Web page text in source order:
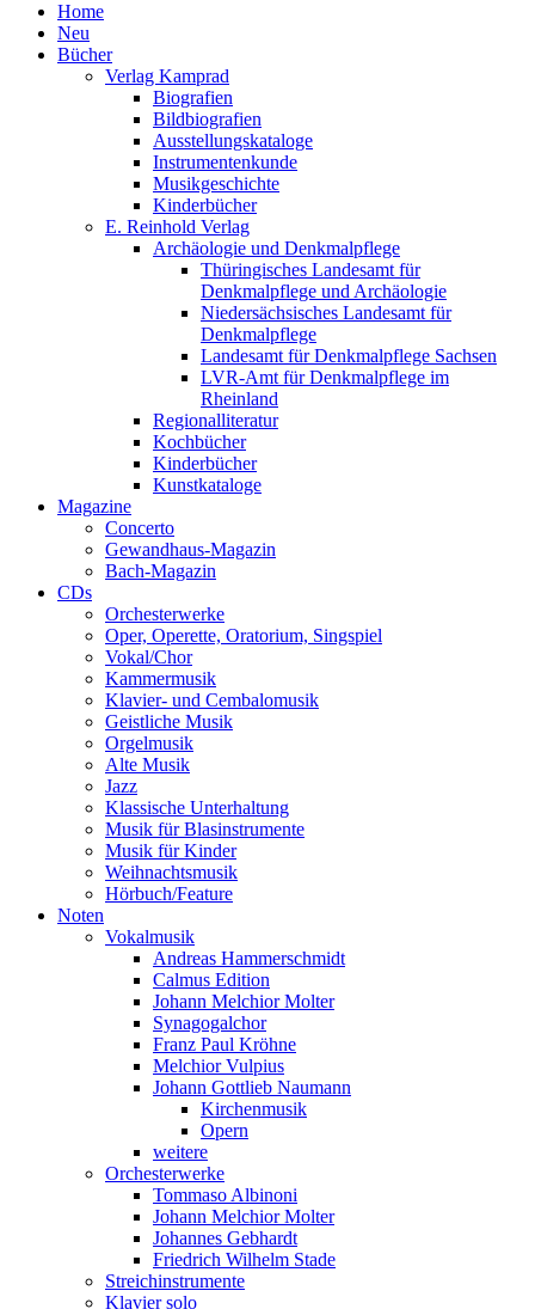
Home
Neu
Bücher
Verlag Kamprad
Biografien
Bildbiografien
Ausstellungskataloge
Instrumentenkunde
Musikgeschichte
Kinderbücher
E. Reinhold Verlag
Archäologie und Denkmalpflege
Thüringisches Landesamt für
Denkmalpflege und Archäologie
Niedersächsisches Landesamt für
Denkmalpflege
Landesamt für Denkmalpflege Sachsen
LVR-Amt für Denkmalpflege im
Rheinland
Regionalliteratur
Kochbücher
Kinderbücher
Kunstkataloge
Magazine
Concerto
Gewandhaus-Magazin
Bach-Magazin
CDs
Orchesterwerke
Oper, Operette, Oratorium, Singspiel
Vokal/Chor
Kammermusik
Klavier- und Cembalomusik
Geistliche Musik
Orgelmusik
Alte Musik
Jazz
Klassische Unterhaltung
Musik für Blasinstrumente
Musik für Kinder
Weihnachtsmusik
Hörbuch/Feature
Noten
Vokalmusik
Andreas Hammerschmidt
Calmus Edition
Johann Melchior Molter
Synagogalchor
Franz Paul Kröhne
Melchior Vulpius
Johann Gottlieb Naumann
Kirchenmusik
Opern
weitere
Orchesterwerke
Tommaso Albinoni
Johann Melchior Molter
Johannes Gebhardt
Friedrich Wilhelm Stade
Streichinstrumente
Klavier solo